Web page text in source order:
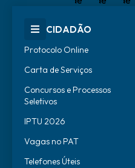
CIDADÃO
Protocolo Online
Carta de Serviços
Concursos e Processos
Seletivos
IPTU 2026
Vagas no PAT
Telefones Úteis